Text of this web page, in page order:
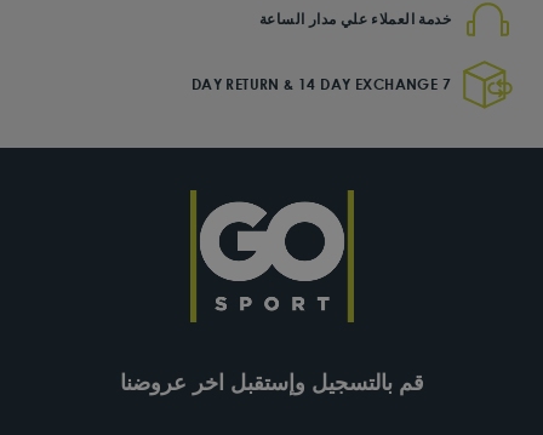
خدمة العملاء علي مدار الساعة
7 DAY RETURN & 14 DAY EXCHANGE
قم بالتسجيل وإستقبل اخر عروضنا